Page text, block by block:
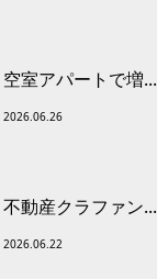
空室アパートで増...
2026.06.26
不動産クラファン...
2026.06.22